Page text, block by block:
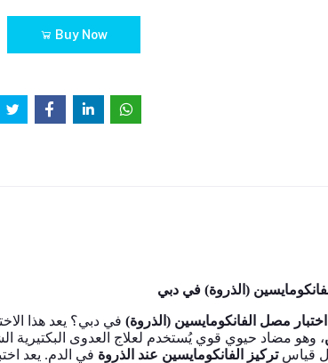
Buy Now
(الذروة) في دبي
اختبار مصل الفانكومايسين (الذروة) في دبي؟ يعد هذا
، وهو مضاد حيوي قوي يُستخدم لعلاج العدوى البكتيرية
قياستركيز الفانكومايسين عند الذروة في الدم. يعد